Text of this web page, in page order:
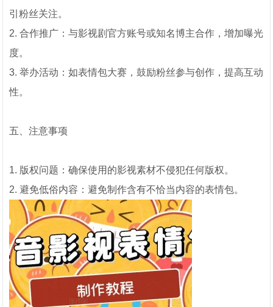
引粉丝关注。
2. 合作推广：与影视剧官方账号或知名博主合作，增加曝光
度。
3. 举办活动：如表情包大赛，鼓励粉丝参与创作，提高互动
性。
五、注意事项
1. 版权问题：确保使用的影视素材不侵犯任何版权。
2. 避免低俗内容：避免制作含有不恰当内容的表情包。